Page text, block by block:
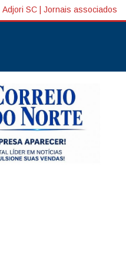
Adjori SC Jornais associados